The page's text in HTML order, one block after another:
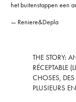
het buitenstappen een
— Reniere&Depla
THE STORY:
RÉCEPTABLE
CHOSES,
PLUSIEURS